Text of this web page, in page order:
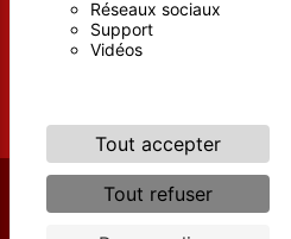
Réseaux sociaux
Support
Vidéos
Tout accepter
Tout refuser
d'identité pourra vous être
données pendant la période de
durée de prescription légale aux
contentieux. Consultez le site cnil.fr
RECHERCHES